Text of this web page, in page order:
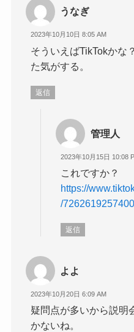
うなぎ
2023年10月10日 8:05 AM
そういえばTikTokかな
た気がする。
返信
管理人
2023年10月15日 10:08
これですか？
https://
/
返信
よよ
2023年10月20日 6:09 AM
疑問点が多いから説明
かないね。